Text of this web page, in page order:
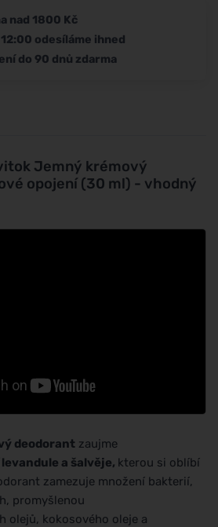
Jemný krémový
opojení (30 ml) - vhodný
deodorant zaujme
a šalvěje, kterou si oblíbí
zamezuje množení bakterií,
promyšlenou
olejů, kokosového oleje a
nad 1800 Kč
odesíláme ihned
do 90 dnů zdarma